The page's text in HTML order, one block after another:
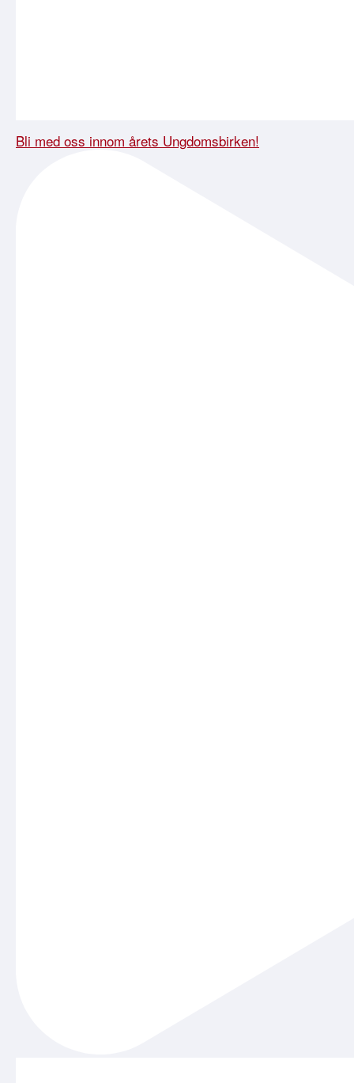
Bli med oss innom årets Ungdomsbirken!